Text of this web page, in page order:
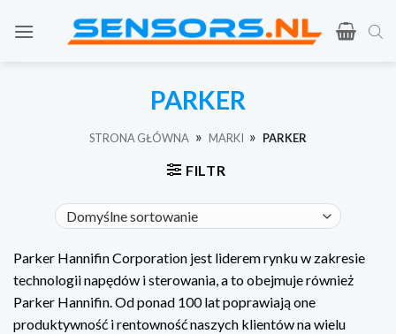
PARKER
STRONA GŁÓWNA » MARKI » PARKER
FILTR
Parker Hannifin Corporation jest liderem rynku w zakresie
technologii napędów i sterowania, a to obejmuje również
Parker Hannifin. Od ponad 100 lat poprawiają one
produktywność i rentowność naszych klientów na wielu